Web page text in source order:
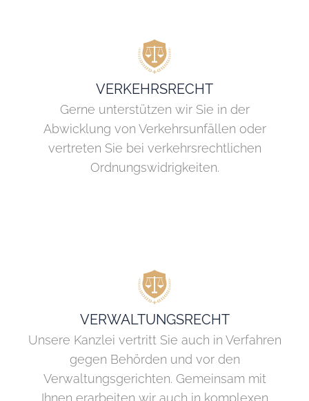
VERKEHRSRECHT
Gerne unterstützen wir Sie in der
Abwicklung von Verkehrsunfällen oder
vertreten Sie bei verkehrsrechtlichen
Ordnungswidrigkeiten.
VERWALTUNGSRECHT
Unsere Kanzlei vertritt Sie auch in Verfahren
gegen Behörden und vor den
Verwaltungsgerichten. Gemeinsam mit
Ihnen erarbeiten wir auch in komplexen